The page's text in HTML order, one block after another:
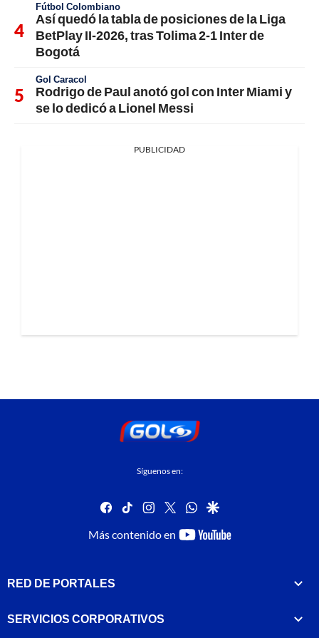
Fútbol Colombiano
Así quedó la tabla de posiciones de la Liga
BetPlay II-2026, tras Tolima 2-1 Inter de
Bogotá
Gol Caracol
Rodrigo de Paul anotó gol con Inter Miami y
se lo dedicó a Lionel Messi
PUBLICIDAD
Síguenos en:
facebook
tiktok instagram
twitterwhatsapp
google
Más contenido en
youtube-
RED DE PORTALES
SERVICIOS CORPORATIVOS